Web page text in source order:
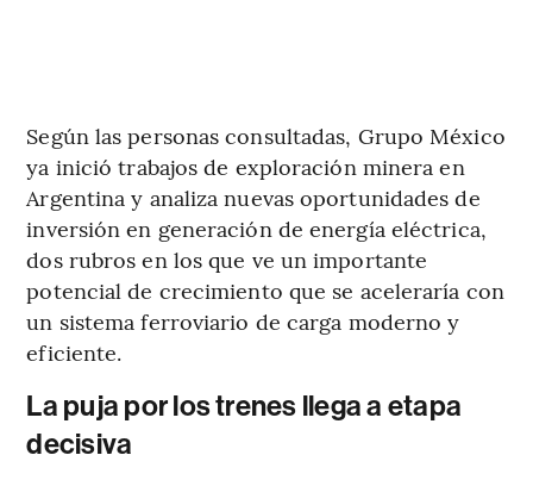
Según las personas consultadas, Grupo México
ya inició trabajos de exploración minera en
Argentina y analiza nuevas oportunidades de
inversión en generación de energía eléctrica,
dos rubros en los que ve un importante
potencial de crecimiento que se aceleraría con
un sistema ferroviario de carga moderno y
eficiente.
La puja por los trenes llega a etapa
decisiva